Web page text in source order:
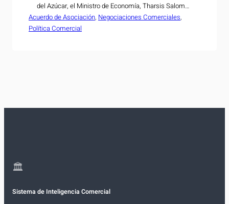
del Azúcar, el Ministro de Economía, Tharsis Salomón
López, sostuvo este martes un encuentro de trabajo
con altas representantes del gobierno salvadoreño en
Acuerdo de Asociación, Negociaciones Comerciales
Política Comercial
🏛
Sistema de Inteligencia Comercial